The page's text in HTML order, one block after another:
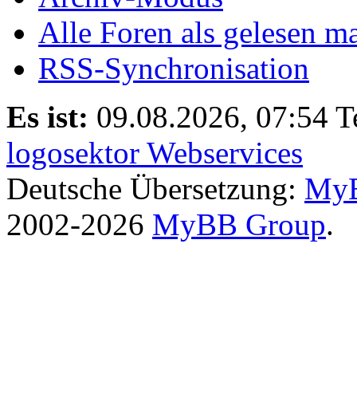
Alle Foren als gelesen
RSS-Synchronisation
Es ist: 09.08.2026, 07:54
logosektor Webservices
Deutsche Übersetzung:
2002-2026 MyBB Group.